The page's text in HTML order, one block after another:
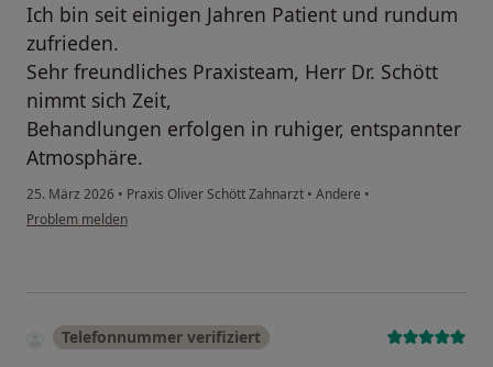
Ich bin seit einigen Jahren Patient und rundum
zufrieden.
Sehr freundliches Praxisteam, Herr Dr. Schött
nimmt sich Zeit,
Behandlungen erfolgen in ruhiger, entspannter
Atmosphäre.
25. März 2026 • Praxis Oliver Schött Zahnarzt • Andere •
Problem melden
Telefonnummer verifiziert